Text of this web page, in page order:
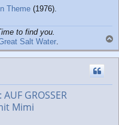
Theme (1976).
to find you.
Salt Water.
a
c
GROSSER
Mimi